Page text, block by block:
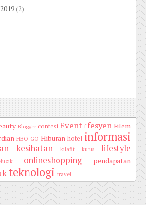
(2)
Blogger contestEvent f fesyen Filem
HBO GO Hiburan hotel informasi
kesihatan kilafit kurus lifestyle
onlineshopping pendapatan
teknologi travel